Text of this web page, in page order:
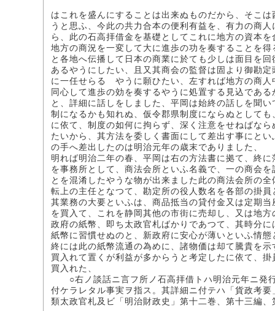
はこれを盛んにすることは出来ぬものだから、そこ
うと思ふ、今此の共力合本の便利有益を、有力の商
ら、此の石高拝借金を基礎としてこれに地方の資本
地方の商況を一変して大に進歩の功を奏することを
と各地へ伝播して日本の商業に於ても少しは面目を
あるやうにしたい、且又其商会の監督は固より御勘
に一任せらるゝやうに願ひたい、左すれば地方の商
同心して進歩の効を奏するやうに処置する見込であ
と、詳細に話しをしました、平岡は始終の話しを聞
制になるかも知れぬ、仮令郡県制度にならぬとして
に依て、制度の如何に拘らず、深く注意をせねばな
たいから、其方法を委しく書面にして差出す事にと
の手へ差出したのは明治元年の歳末でありました、
明れば明治二年の春、平岡は右の方法書に拠て、終
を事務所として、商法会所といふ名義で、一の商会
とを混淆したやうな物が出来ました此の商法会所の
転上の主任となつて、勘定所の役人数名を各部の掛
其業務の大要といふは、商品抵当の貸付金又は定期
を買入て、これを静岡其他の市街に売却し、又は地
政府の紙幣、即ち太政官札ばかりであつて、其時分
紙幣に習慣せぬのと、新政府に安心が薄いといふ情
終には此の紙幣流通の為めに、諸物価は却て騰貴を
買入れて置くが利益が多からうと考定したに依て、
買入れた、
○右ノ談話ニ言フ所ノ石高拝借トハ明治元年ニ発
付ケラレタル事実ヲ指ス。其詳細ニ付テハ「貨政考
類太政官札及ビ「明治財政史」第十二巻、第十三編、